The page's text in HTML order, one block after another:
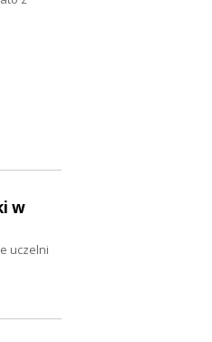
w
uczelni